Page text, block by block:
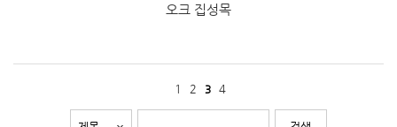
오크 집성목
1 2 3 4